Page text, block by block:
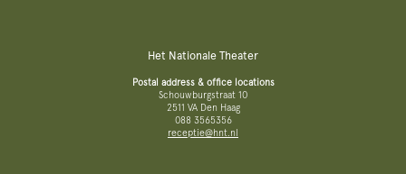
Het Nationale Theater
Postal address & office locations
Schouwburgstraat 10
2511 VA Den Haag
088 3565356
receptie@hnt.nl